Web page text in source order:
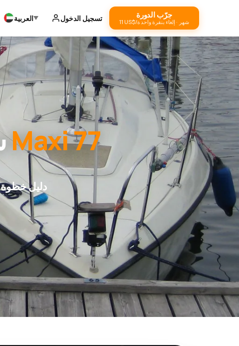
العربية تسجيل الدخول جرّب الدورة
‏11 US$/شهر · إلغاء بنقرة واحدة
سأجيب عن أسئلتك حول شراءMaxi 77
دليل خطوة